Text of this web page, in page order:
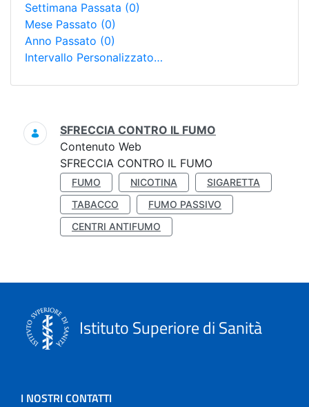
Settimana Passata (0)
Mese Passato (0)
Anno Passato (0)
Intervallo Personalizzato…
Ricerca
SFRECCIA CONTRO IL FUMO
Contenuto Web
SFRECCIA CONTRO IL FUMO
FUMO NICOTINA
SIGARETTA
TABACCO
FUMO PASSIVO
CENTRI ANTIFUMO
Istituto Superiore di Sanità
I NOSTRI CONTATTI